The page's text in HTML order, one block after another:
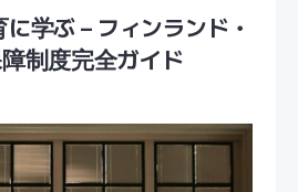
学ぶ – フィンランド・
制度完全ガイド